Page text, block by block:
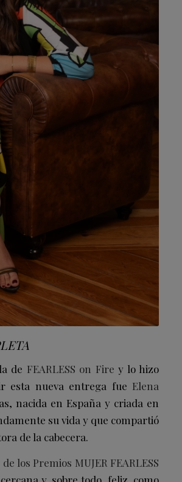
de FEARLESS on Fire y lo hizo
esta nueva entrega fue Elena
nacida en España y criada en
su vida y que compartió
de la cabecera.
los Premios MUJER FEARLESS